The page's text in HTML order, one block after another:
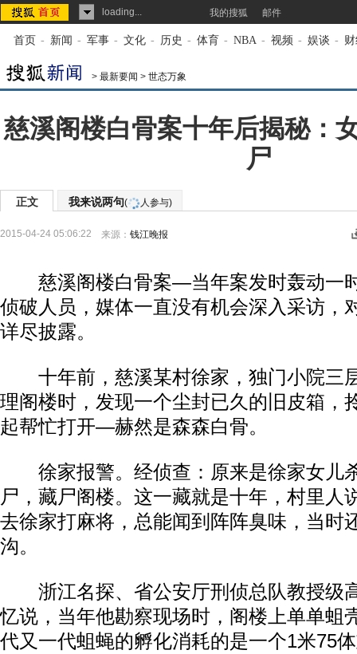
loading... 我的搜狐 邮件
首页 - 新闻 - 军事 - 文化 - 历史 - 体育 - NBA - 视频 - 娱谈 -
> 最新要闻 > 世态万象
慈溪阁楼白骨案十年后揭秘：
尸
正文 我来说两句( 人参与)
2015-04-24 05:06:22 来源： 钱江晚报
慈溪阁楼白骨案—当年案发时轰动一
侦破人员，媒体一直没有机会深入采访，
详尽披露。
十年前，慈溪某村徐家，独门小院三
理阁楼时，发现一个尘封已久的旧皮箱，
起帮忙打开—赫然是森森白骨。
徐家报警。经侦查：原来是徐家女儿
尸，藏尸阁楼。这一藏就是十年，村里人
去徐家打麻将，总能闻到阵阵臭味，当时
沟。
浙江名探、省公安厅刑侦总队教授级
忆说，当年他勘察现场时，阁楼上单单蛆
代又一代蛆蝇的孵化消耗的是一个1米75